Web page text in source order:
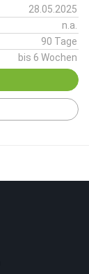
28.05.2025
n.a.
90 Tage
bis 6 Wochen